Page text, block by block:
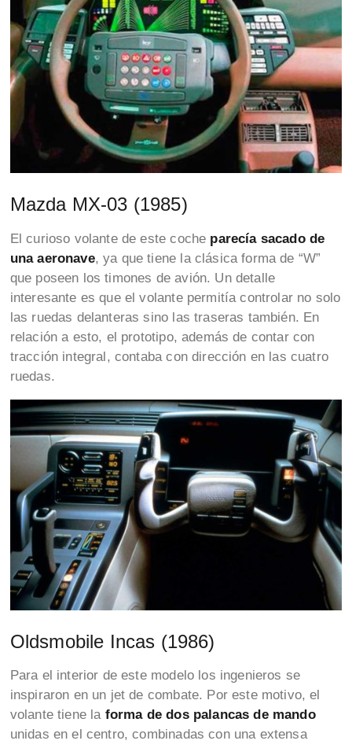
Mazda MX-03 (1985)
El curioso volante de este coche parecía sacado de
una aeronave, ya que tiene la clásica forma de “W”
que poseen los timones de avión. Un detalle
interesante es que el volante permitía controlar no solo
las ruedas delanteras sino las traseras también. En
relación a esto, el prototipo, además de contar con
tracción integral, contaba con dirección en las cuatro
ruedas.
Oldsmobile Incas (1986)
Para el interior de este modelo los ingenieros se
inspiraron en un jet de combate. Por este motivo, el
volante tiene la forma de dos palancas de mando
unidas en el centro, combinadas con una extensa